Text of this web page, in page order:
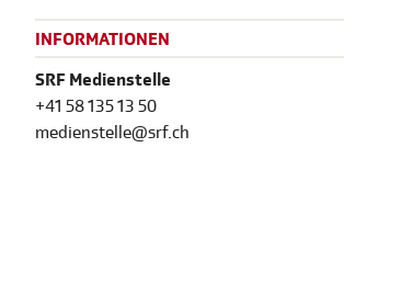
INFORMATIONEN
SRF Medienstelle
+41 58 135 13 50
medienstelle@srf.ch